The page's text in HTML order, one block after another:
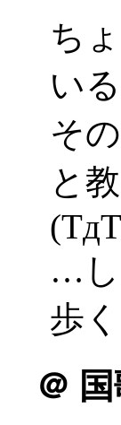
ち
いる
そ
と
…し
歩
＠